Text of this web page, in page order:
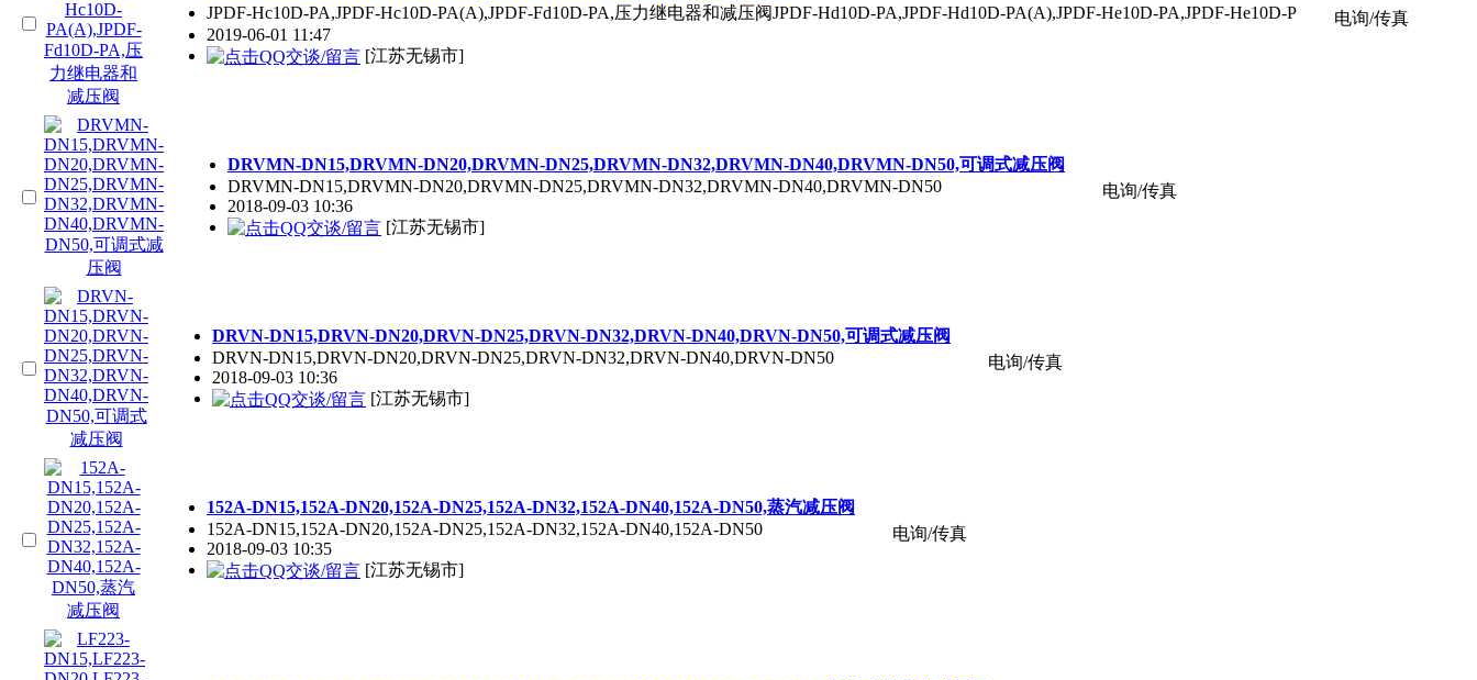
JPDF-Hc10D-PA,JPDF-Hc10D-PA(A),JPDF-Fd10D-PA,压力继电器和减压阀JPDF-Hd10D-PA,JPDF-Hd10D-PA(A),JPDF-He10D-PA,JPDF-He10D-P
2019-06-01 11:47
[江苏无锡市]
电询/传真
DRVMN-DN15,DRVMN-DN20,DRVMN-DN25,DRVMN-DN32,DRVMN-DN40,DRVMN-DN50,可调式减压阀
DRVMN-DN15,DRVMN-DN20,DRVMN-DN25,DRVMN-DN32,DRVMN-DN40,DRVMN-DN50
2018-09-03 10:36
[江苏无锡市]
电询/传真
DRVN-DN15,DRVN-DN20,DRVN-DN25,DRVN-DN32,DRVN-DN40,DRVN-DN50,可调式减压阀
DRVN-DN15,DRVN-DN20,DRVN-DN25,DRVN-DN32,DRVN-DN40,DRVN-DN50
2018-09-03 10:36
[江苏无锡市]
电询/传真
152A-DN15,152A-DN20,152A-DN25,152A-DN32,152A-DN40,152A-DN50,蒸汽减压阀
152A-DN15,152A-DN20,152A-DN25,152A-DN32,152A-DN40,152A-DN50
2018-09-03 10:35
[江苏无锡市]
电询/传真